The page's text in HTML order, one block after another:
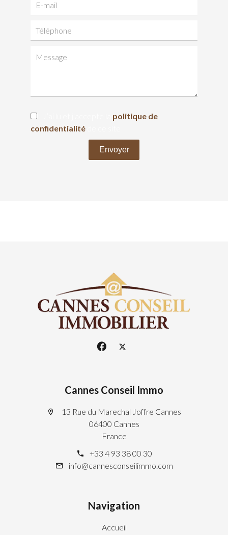
politique de
confidentialité
Envoyer
Cannes Conseil Immo
13 Rue du Marechal Joffre Cannes
06400 Cannes
France
+33 4 93 38 00 30
info@cannesconseilimmo.com
Navigation
Accueil